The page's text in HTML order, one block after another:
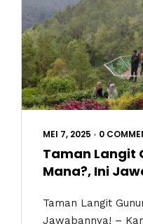
MEI 7, 2025 • 0
Taman Langit
Mana?, Ini
Taman Langit
Jawabannya! –